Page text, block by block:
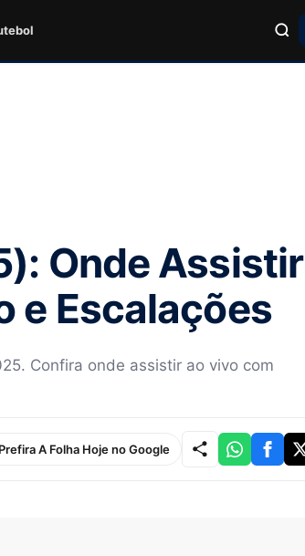
Onde Assistir
e Escalações
Confira onde assistir ao vivo com
Prefira A Folha Hoje no Google